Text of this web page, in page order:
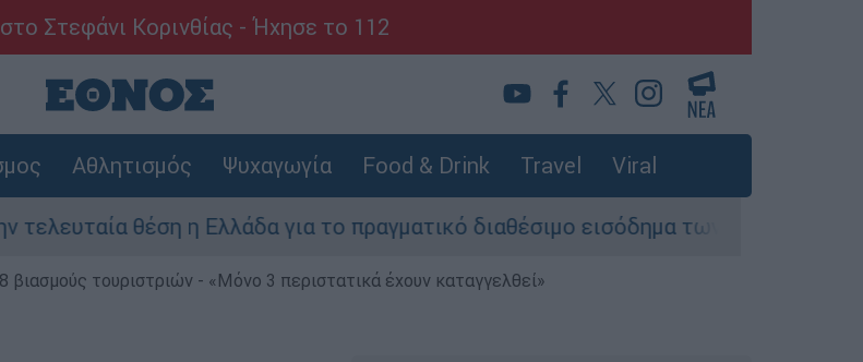
Στεφάνι Κορινθίας - Ήχησε το 112
Αθλητισμός Ψυχαγωγία Food & Drink Travel Viral
θέση η Ελλάδα για το πραγματικό διαθέσιμο εισόδημα των νοικοκυριών
τουριστριών - «Μόνο 3 περιστατικά έχουν καταγγελθεί»